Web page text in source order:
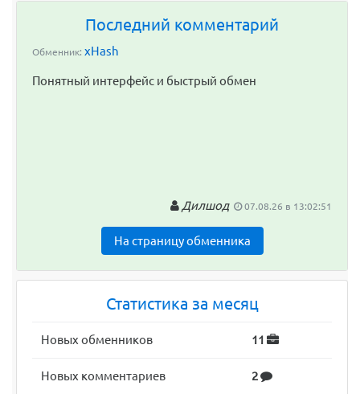
Последний комментарий
Обменник: xHash
Понятный интерфейс и быстрый обмен
Дилшод 07.08.26 в 13:02:51
На страницу обменника
Статистика за месяц
Новых обменников 11
Новых комментариев 2